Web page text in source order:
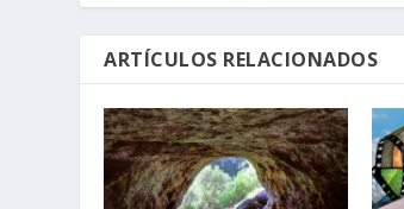
ARTÍCULOS RELACIONADOS